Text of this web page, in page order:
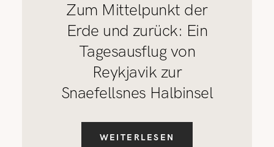
Zum Mittelpunkt der
Erde und zurück: Ein
Tagesausflug von
Reykjavik zur
Snaefellsnes Halbinsel
WEITERLESEN